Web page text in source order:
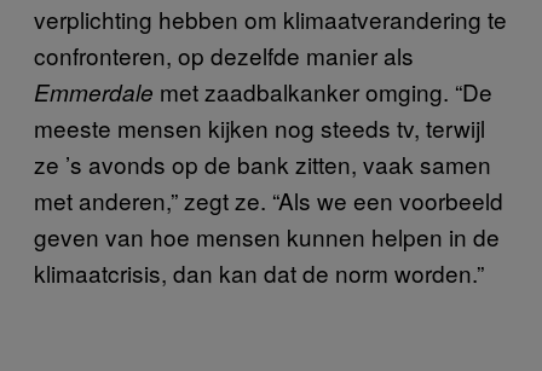
verplichting hebben om klimaatverandering te
confronteren, op dezelfde manier als
Emmerdale met zaadbalkanker omging. “De
meeste mensen kijken nog steeds tv, terwijl
ze ’s avonds op de bank zitten, vaak samen
met anderen,” zegt ze. “Als we een voorbeeld
geven van hoe mensen kunnen helpen in de
klimaatcrisis, dan kan dat de norm worden.”